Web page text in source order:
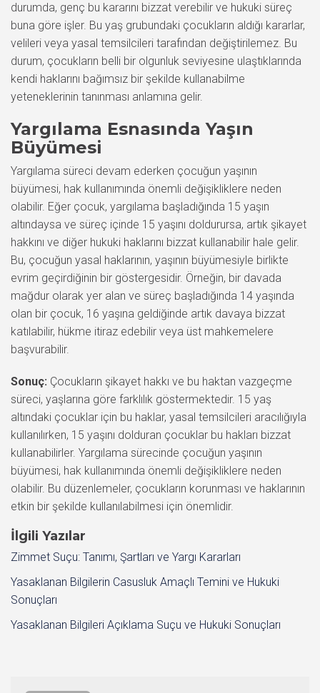
durumda, genç bu kararını bizzat verebilir ve hukuki süreç
buna göre işler. Bu yaş grubundaki çocukların aldığı kararlar,
velileri veya yasal temsilcileri tarafından değiştirilemez. Bu
durum, çocukların belli bir olgunluk seviyesine ulaştıklarında
kendi haklarını bağımsız bir şekilde kullanabilme
yeteneklerinin tanınması anlamına gelir.
Yargılama Esnasında Yaşın
Büyümesi
Yargılama süreci devam ederken çocuğun yaşının
büyümesi, hak kullanımında önemli değişikliklere neden
olabilir. Eğer çocuk, yargılama başladığında 15 yaşın
altındaysa ve süreç içinde 15 yaşını doldurursa, artık şikayet
hakkını ve diğer hukuki haklarını bizzat kullanabilir hale gelir.
Bu, çocuğun yasal haklarının, yaşının büyümesiyle birlikte
evrim geçirdiğinin bir göstergesidir. Örneğin, bir davada
mağdur olarak yer alan ve süreç başladığında 14 yaşında
olan bir çocuk, 16 yaşına geldiğinde artık davaya bizzat
katılabilir, hükme itiraz edebilir veya üst mahkemelere
başvurabilir.
Sonuç: Çocukların şikayet hakkı ve bu haktan vazgeçme
süreci, yaşlarına göre farklılık göstermektedir. 15 yaş
altındaki çocuklar için bu haklar, yasal temsilcileri aracılığıyla
kullanılırken, 15 yaşını dolduran çocuklar bu hakları bizzat
kullanabilirler. Yargılama sürecinde çocuğun yaşının
büyümesi, hak kullanımında önemli değişikliklere neden
olabilir. Bu düzenlemeler, çocukların korunması ve haklarının
etkin bir şekilde kullanılabilmesi için önemlidir.
İlgili Yazılar
Zimmet Suçu: Tanımı, Şartları ve Yargı Kararları
Yasaklanan Bilgilerin Casusluk Amaçlı Temini ve Hukuki
Sonuçları
Yasaklanan Bilgileri Açıklama Suçu ve Hukuki Sonuçları